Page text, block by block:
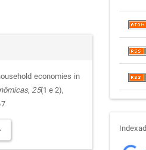
economies in
, 25(1 e 2),